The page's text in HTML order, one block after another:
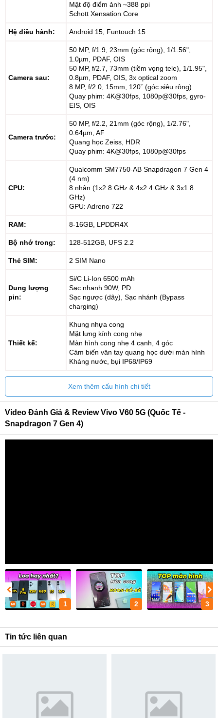
Mật độ điểm ảnh ~388 ppi
Schott Xensation Core
Hệ điều hành: Android 15, Funtouch 15
Camera sau:
50 MP, f/1.9, 23mm (góc rộng), 1/1.56",
1.0µm, PDAF, OIS
50 MP, f/2.7, 73mm (tiềm vọng tele), 1/1.95",
0.8µm, PDAF, OIS, 3x optical zoom
8 MP, f/2.0, 15mm, 120˚ (góc siêu rộng)
Quay phim: 4K@30fps, 1080p@30fps, gyro-
EIS, OIS
Camera trước:
50 MP, f/2.2, 21mm (góc rộng), 1/2.76",
0.64µm, AF
Quang học Zeiss, HDR
Quay phim: 4K@30fps, 1080p@30fps
CPU:
Qualcomm SM7750-AB Snapdragon 7 Gen 4
(4 nm)
8 nhân (1x2.8 GHz & 4x2.4 GHz & 3x1.8
GHz)
GPU: Adreno 722
RAM: 8-16GB, LPDDR4X
Bộ nhớ trong: 128-512GB, UFS 2.2
Thẻ SIM: 2 SIM Nano
Dung lượng
pin:
Si/C Li-Ion 6500 mAh
Sạc nhanh 90W, PD
Sạc ngược (dây), Sạc nhánh (Bypass
charging)
Thiết kế:
Khung nhựa cong
Mặt lưng kính cong nhẹ
Màn hình cong nhẹ 4 cạnh, 4 góc
Cảm biến vân tay quang học dưới màn hình
Kháng nước, bụi IP68/IP69
Xem thêm cấu hình chi tiết
Video Đánh Giá & Review Vivo V60 5G (Quốc Tế -
Snapdragon 7 Gen 4)
1 2 3
Tin tức liên quan